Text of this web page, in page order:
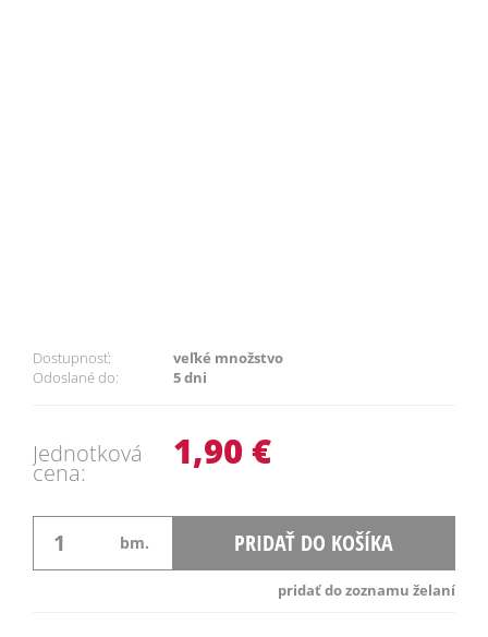
Dostupnosť:
veľké množstvo
Odoslané do:
5 dni
Jednotková
cena: 1,90 €
bm. PRIDAŤ DO KOŠÍKA
pridať do zoznamu želaní